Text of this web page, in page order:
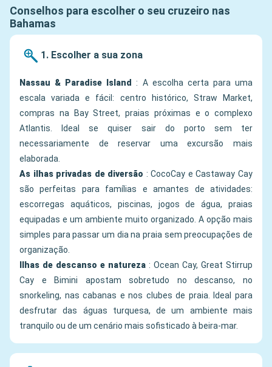
Conselhos para escolher o seu cruzeiro nas
Bahamas
1. Escolher a sua zona
Nassau & Paradise Island
: A escolha certa para uma
escala variada e fácil: centro histórico, Straw Market,
compras na Bay Street, praias próximas e o complexo
Atlantis. Ideal se quiser sair do porto sem ter
necessariamente de reservar uma excursão mais
elaborada.
As ilhas privadas de diversão : CocoCay e Castaway Cay
são perfeitas para famílias e amantes de atividades:
escorregas aquáticos, piscinas, jogos de água, praias
equipadas e um ambiente muito organizado. A opção mais
simples para passar um dia na praia sem preocupações de
organização.
Ilhas de descanso e natureza : Ocean Cay, Great Stirrup
Cay e Bimini apostam sobretudo no descanso, no
snorkeling, nas cabanas e nos clubes de praia. Ideal para
desfrutar das águas turquesa, de um ambiente mais
tranquilo ou de um cenário mais sofisticado à beira-mar.